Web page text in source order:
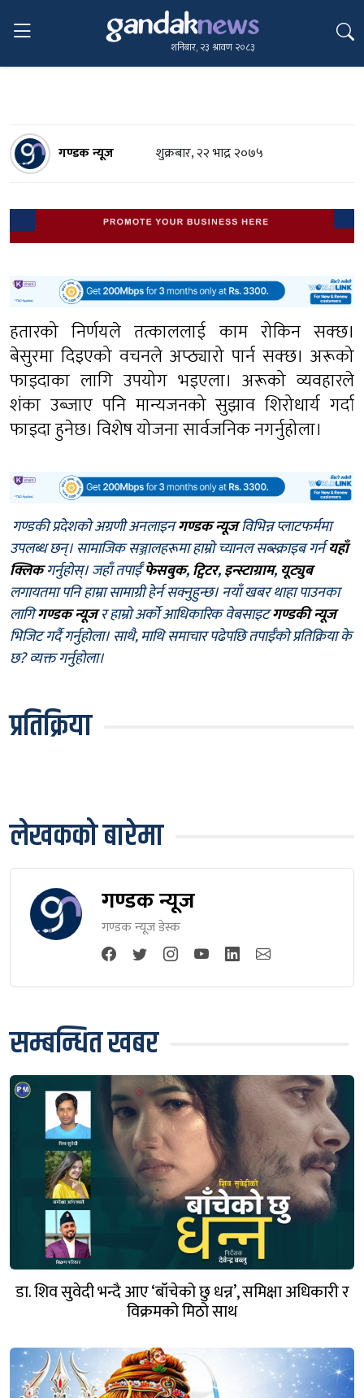
शनिबार, २३ श्रावण २०८३
गण्डक न्यूज शुक्रबार, २२ भाद्र २०७५
हतारको निर्णयले तत्काललाई काम रोकिन सक्छ।
बेसुरमा दिइएको वचनले अप्ठ्यारो पार्न सक्छ। अरूको
फाइदाका लागि उपयोग भइएला। अरूको व्यवहारले
शंका उब्जाए पनि मान्यजनको सुझाव शिरोधार्य गर्दा
फाइदा हुनेछ। विशेष योजना सार्वजनिक नगर्नुहोला।
गण्डकी प्रदेशको अग्रणी अनलाइनगण्डक न्यूजविभिन्न प्लाटफर्ममा
उपलब्ध छन्। सामाजिक सञ्जालहरूमा हाम्रो च्यानल सब्स्क्राइब गर्नयहाँ
क्लिकगर्नुहोस्। जहाँ तपाईँफेसबुक,ट्विटर,इन्स्टाग्राम, यूट्युब
लगायतमा पनि हाम्रा सामाग्री हेर्न सक्नुहुन्छ। नयाँ खबर थाहा पाउनका
लागिगण्डक न्यूजर हाम्रो अर्को आधिकारिक वेबसाइटगण्डकी न्यूज
भिजिट गर्दै गर्नुहोला। साथै, माथि समाचार पढेपछि तपाईँको प्रतिक्रिया के
छ? व्यक्त गर्नुहोला।
प्रतिक्रिया
लेखकको बारेमा
गण्डक न्यूज
गण्डक न्यूज डेस्क
सम्बन्धित खबर
डा. शिव सुवेदी भन्दै आए ‘बाँचेको छु धन्न’, समिक्षा अधिकारी र
विक्रमको मिठो साथ